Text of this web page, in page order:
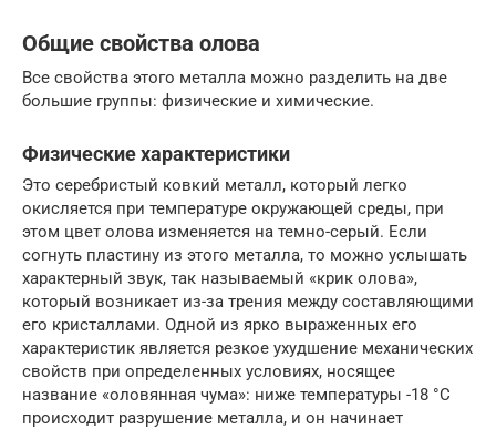
Общие свойства олова
Все свойства этого металла можно разделить на две
большие группы: физические и химические.
Физические характеристики
Это серебристый ковкий металл, который легко
окисляется при температуре окружающей среды, при
этом цвет олова изменяется на темно-серый. Если
согнуть пластину из этого металла, то можно услышать
характерный звук, так называемый «крик олова»,
который возникает из-за трения между составляющими
его кристаллами. Одной из ярко выраженных его
характеристик является резкое ухудшение механических
свойств при определенных условиях, носящее
название «оловянная чума»: ниже температуры -18 °C
происходит разрушение металла, и он начинает